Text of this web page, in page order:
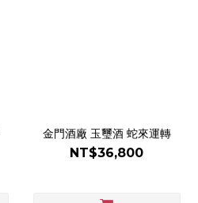
金門酒廠 玉璽酒 蛇來運轉
NT$36,800